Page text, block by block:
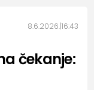
8.6.2026. 16:43
čekanje: